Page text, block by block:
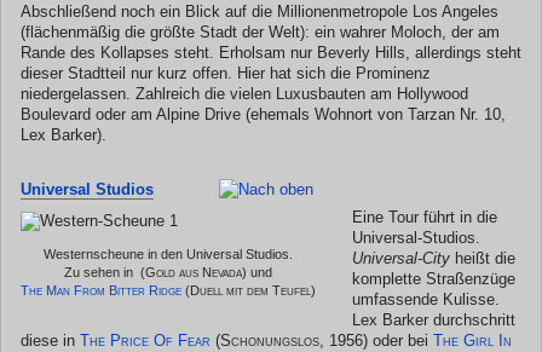
Abschließend noch ein Blick auf die Millionenmetropole Los Angeles
(flächenmäßig die größte Stadt der Welt): ein wahrer Moloch, der am
Rande des Kollapses steht. Erholsam nur Beverly Hills, allerdings steht
dieser Stadtteil nur kurz offen. Hier hat sich die Prominenz
niedergelassen. Zahlreich die vielen Luxusbauten am Hollywood
Boulevard oder am Alpine Drive (ehemals Wohnort von Tarzan Nr. 10,
Lex Barker).
Universal Studios
Westernscheune in den Universal Studios.
Zu sehen in (Gold aus Nevada) und
The Man From Bitter Ridge (Duell mit dem Teufel)
Eine Tour führt in die
Universal-Studios.
Universal-City heißt die
komplette Straßenzüge
umfassende Kulisse.
Lex Barker durchschritt
diese in The Price Of Fear (Schonungslos, 1956) oder bei The Girl In